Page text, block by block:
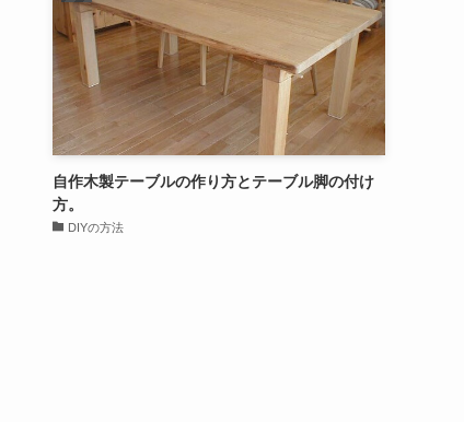
自作木製テーブルの作り方とテーブル脚の付け
方。
DIYの方法